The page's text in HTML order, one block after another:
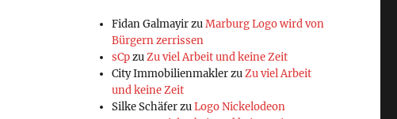
Fidan GalmayirzuMarburg Logo wird von
Bürgern zerrissen
sCpzuZu viel Arbeit und keine Zeit
City ImmobilienmaklerzuZu viel Arbeit
und keine Zeit
Silke SchäferzuLogo Nickelodeon